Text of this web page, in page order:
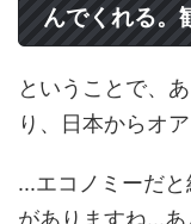
んでくれる。
ということで、
り、日本からオ
...エコノミーだ
がありますね...